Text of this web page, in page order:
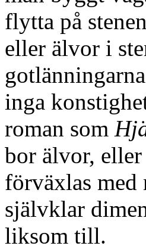
flytta på
eller älvor i
inga
roman som
bor älvor, eller
förväxlas med
självklar
liksom till.